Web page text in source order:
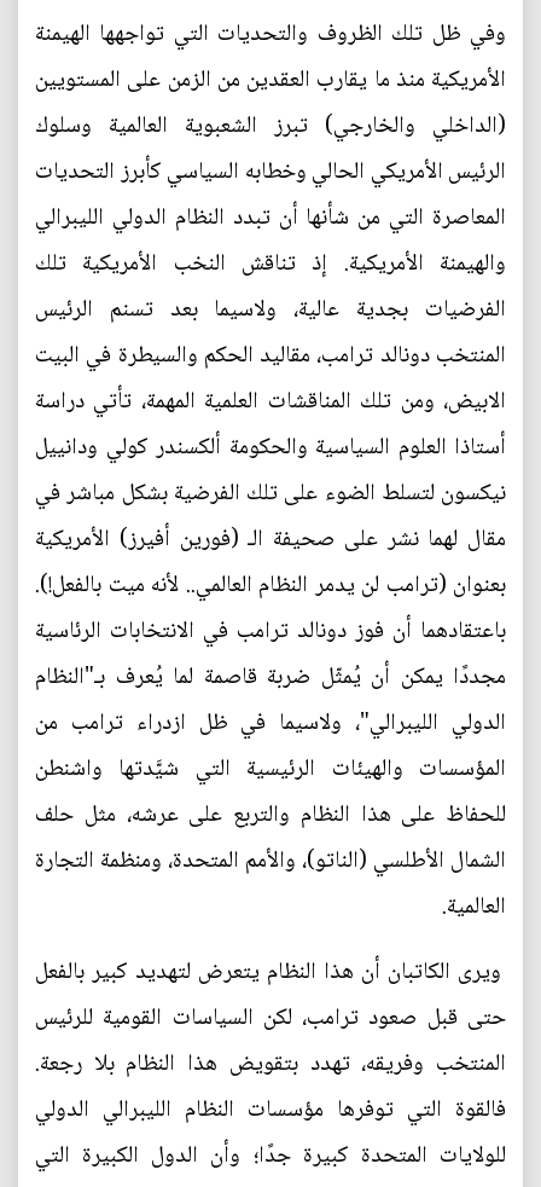
وفي ظل تلك الظروف والتحديات التي تواجهها الهيمنة
الأمريكية منذ ما يقارب العقدين من الزمن على المستويين
(الداخلي والخارجي) تبرز الشعبوية العالمية وسلوك
الرئيس الأمريكي الحالي وخطابه السياسي كأبرز التحديات
المعاصرة التي من شأنها أن تبدد النظام الدولي الليبرالي
والهيمنة الأمريكية. إذ تناقش النخب الأمريكية تلك
الفرضيات بجدية عالية، ولاسيما بعد تسنم الرئيس
المنتخب دونالد ترامب، مقاليد الحكم والسيطرة في البيت
الابيض، ومن تلك المناقشات العلمية المهمة، تأتي دراسة
أستاذا العلوم السياسية والحكومة ألكسندر كولي ودانييل
نيكسون لتسلط الضوء على تلك الفرضية بشكل مباشر في
مقال لهما نشر على صحيفة الـ (فورين أفيرز) الأمريكية
بعنوان (ترامب لن يدمر النظام العالمي.. لأنه ميت بالفعل!).
باعتقادهما أن فوز دونالد ترامب في الانتخابات الرئاسية
مجددًا يمكن أن يُمثّل ضربة قاصمة لما يُعرف بـ"النظام
الدولي الليبرالي"، ولاسيما في ظل ازدراء ترامب من
المؤسسات والهيئات الرئيسية التي شيَّدتها واشنطن
للحفاظ على هذا النظام والتربع على عرشه، مثل حلف
الشمال الأطلسي (الناتو)، والأمم المتحدة، ومنظمة التجارة
العالمية.
ويرى الكاتبان أن هذا النظام يتعرض لتهديد كبير بالفعل
حتى قبل صعود ترامب، لكن السياسات القومية للرئيس
المنتخب وفريقه، تهدد بتقويض هذا النظام بلا رجعة.
فالقوة التي توفرها مؤسسات النظام الليبرالي الدولي
للولايات المتحدة كبيرة جدًا؛ وأن الدول الكبيرة التي